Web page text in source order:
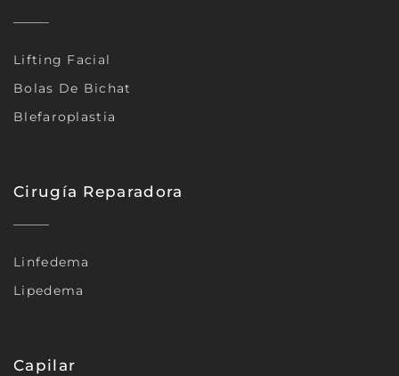
Lifting Facial
Bolas De Bichat
Blefaroplastia
Cirugía Reparadora
Linfedema
Lipedema
Capilar